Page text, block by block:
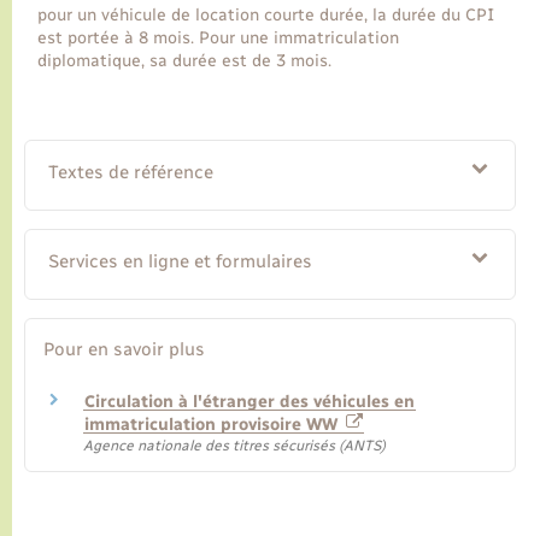
pour un véhicule de location courte durée, la durée du CPI
est portée à 8 mois. Pour une immatriculation
diplomatique, sa durée est de 3 mois.
Textes de référence
Services en ligne et formulaires
Pour en savoir plus
Circulation à l'étranger des véhicules en
immatriculation provisoire WW
Agence nationale des titres sécurisés (ANTS)